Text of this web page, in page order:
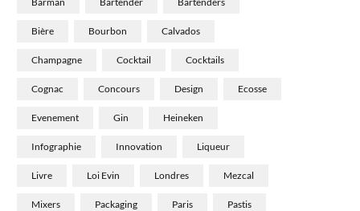
Bière Bourbon Calvados
Champagne Cocktail Cocktails
Cognac Concours Design Ecosse
Evenement Gin Heineken
Infographie Innovation Liqueur
Livre Loi Evin Londres Mezcal
Mixers Packaging Paris Pastis